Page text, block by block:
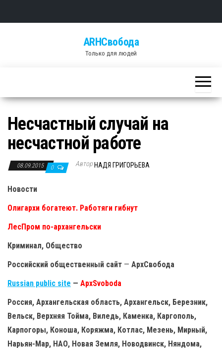
ARHСвобода
Только для людей
Несчастный случай на
несчастной работе
08.09.2015 0 Автор НАДЯ ГРИГОРЬЕВА
Новости
Олигархи богатеют. Работяги гибнут
ЛесПром по-архангельски
Криминал, Общество
Российский общественный сайт — АрхСвобода
Russian public site — ApxSvoboda
Россия, Архангельская область, Архангельск, Березник,
Вельск, Верхняя Тойма, Виледь, Каменка, Каргополь,
Карпогоры, Коноша, Коряжма, Котлас, Мезень, Мирный,
Нарьян-Мар, НАО, Новая Земля, Новодвинск, Няндома,